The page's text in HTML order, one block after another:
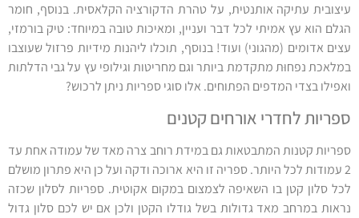
עיצובית עתיקה אותנטית, על טהרת הדקורציה הקלאסית. בנוסף, חומר
הגלם הוא עץ אמיתי לכל דבר ועניין, ומאיכות טובה במיוחד: טיק בורמזי,
עצים אדומים (מהגוני) ועוד! בנוסף, תוכלו ליהנות מידיות פרזול שעוצבו
במלאכת נפחוּת מתקדמת ביותר וגם מחריטות וגילופי עץ על גבי הדלתות
ואפילו בצדי המדפים הפתוחים. אלו סוגי ספריות ניתן לרכוש?
ספריות לחדרי אורחים קטנים
ספריות קטנות המתבטאות גם במידת רוחב צרה מאד של עמודה אחת עד
2 עמודות לכל היותר. ספריה זו היא ארוכה ודקה ועל כן היא פתרון מושלם
לכל סלון קטן בו השאיפה לצמצום במקום אקוטית. ספריות לסלון שכזה
נראות במרחב מאד גדולות בשל גודלו הקטן ולכן אם יש לכם סלון גדול